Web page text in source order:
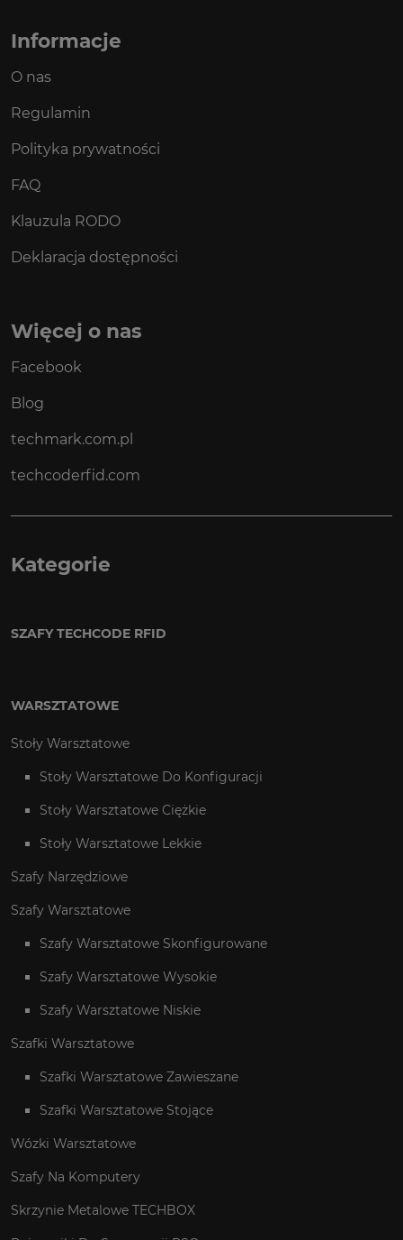
Informacje
O nas
Regulamin
Polityka prywatności
FAQ
Klauzula RODO
Deklaracja dostępności
Więcej o nas
Facebook
Blog
techmark.com.pl
techcoderfid.com
Kategorie
SZAFY TECHCODE RFID
WARSZTATOWE
Stoły Warsztatowe
Stoły Warsztatowe Do Konfiguracji
Stoły Warsztatowe Ciężkie
Stoły Warsztatowe Lekkie
Szafy Narzędziowe
Szafy Warsztatowe
Szafy Warsztatowe Skonfigurowane
Szafy Warsztatowe Wysokie
Szafy Warsztatowe Niskie
Szafki Warsztatowe
Szafki Warsztatowe Zawieszane
Szafki Warsztatowe Stojące
Wózki Warsztatowe
Szafy Na Komputery
Skrzynie Metalowe TECHBOX